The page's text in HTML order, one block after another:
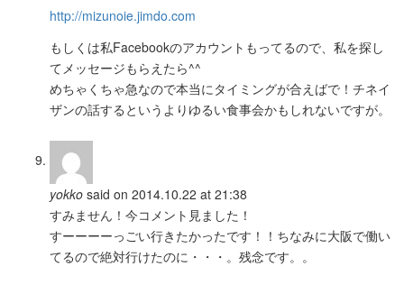
http://mizunoie.jimdo.com
もしくは私Facebookのアカウントもってるので、私を探し
てメッセージもらえたら^^
めちゃくちゃ急なので本当にタイミングが合えばで！チネイ
ザンの話するというよりゆるい食事会かもしれないですが。
yokko said on 2014.10.22 at 21:38
すみません！今コメント見ました！
すーーーーっごい行きたかったです！！ちなみに大阪で働い
てるので絶対行けたのに・・・。残念です。。